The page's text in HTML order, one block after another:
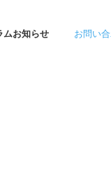
ムお知らせ お問い